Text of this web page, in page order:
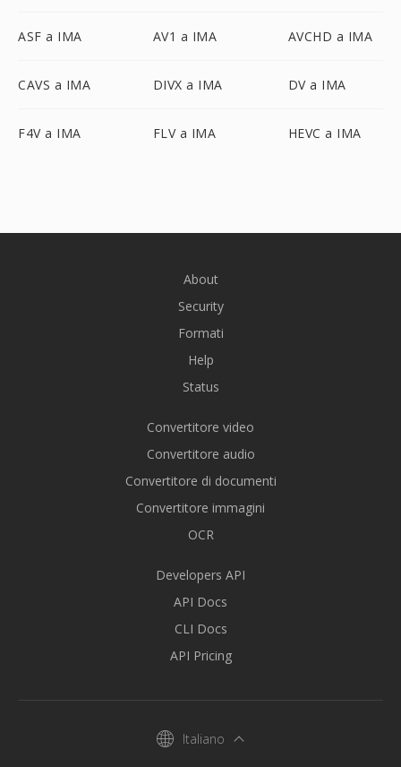
ASF a IMA AV1 a IMA AVCHD a IMA
CAVS a IMA DIVX a IMA DV a IMA
F4V a IMA FLV a IMA HEVC a IMA
About
Security
Formati
Help
Status
Convertitore video
Convertitore audio
Convertitore di documenti
Convertitore immagini
OCR
Developers API
API Docs
CLI Docs
API Pricing
Italiano